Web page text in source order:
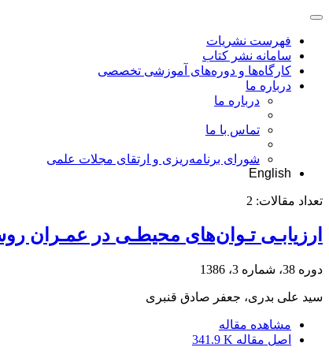
فهرست نشریات
سامانه نشر کتاب
کارگاه‌ها و دوره‌های آموزشی تخصصی
درباره ما
درباره ما
تماس با ما
شورای برنامه‌ریزی و ارتقای مجلات علمی
English
تعداد مقالات: 2
ارزیابـی تـوان‌های محیطـی در عمـران
دوره 38، شماره 3، 1386
سید علی بدری، جعفر صادق قنبری
مشاهده مقاله
اصل مقاله 341.9 K